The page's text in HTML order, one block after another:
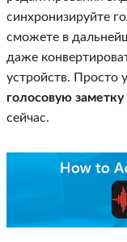
синхронизируйте
сможете в
даже
устройств. Просто
голосовую
сейчас.